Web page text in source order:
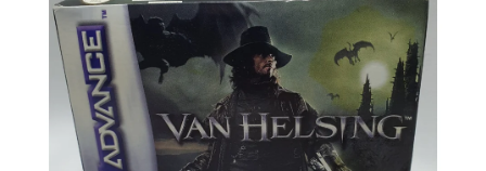
hviezdičiek.